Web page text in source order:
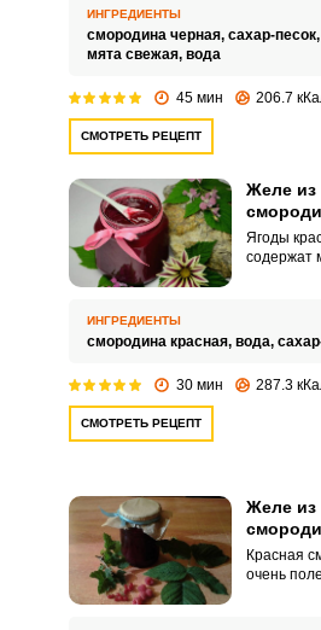
зимний
ИНГРЕДИЕНТЫ
смородина черная, сахар-песок,
мята свежая, вода
45 мин 206.7
СМОТРЕТЬ РЕЦЕПТ
Желе из
Ягоды
содержат
ИНГРЕДИЕНТЫ
смородина красная, вода,
30 мин 287.3
СМОТРЕТЬ РЕЦЕПТ
Желе из
Красная
очень